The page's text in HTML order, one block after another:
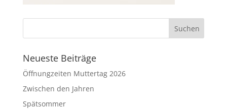
Neueste Beiträge
Öffnungzeiten Muttertag 2026
Zwischen den Jahren
Spätsommer